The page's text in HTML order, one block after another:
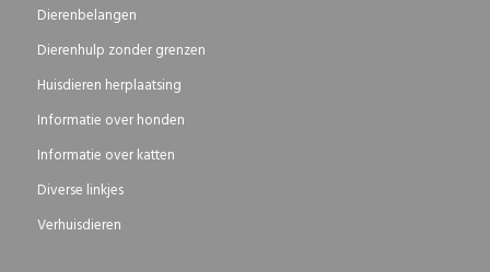
Dierenbelangen
Dierenhulp zonder grenzen
Huisdieren herplaatsing
Informatie over honden
Informatie over katten
Diverse linkjes
Verhuisdieren